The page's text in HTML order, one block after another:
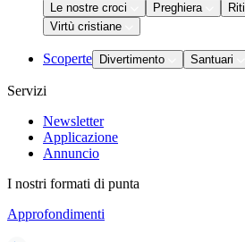
Le nostre croci
Preghiera Riti
Virtù cristiane
Scoperte Divertimento Santuari
Servizi
Newsletter
Applicazione
Annuncio
I nostri formati di punta
Approfondimenti